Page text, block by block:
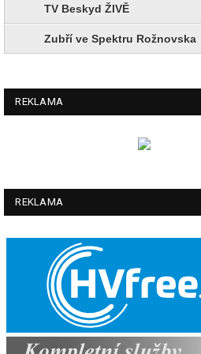
TV Beskyd ŽIVĚ
Zubří ve Spektru Rožnovska
REKLAMA
REKLAMA